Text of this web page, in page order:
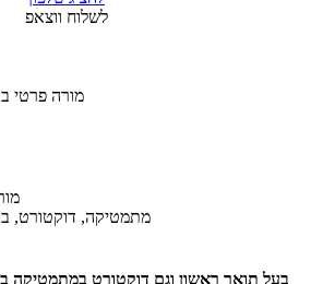
לשלוח ווצאפ
מתמטיקה, דוקטורט,